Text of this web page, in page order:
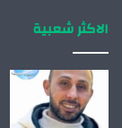
الاكثر شعبية